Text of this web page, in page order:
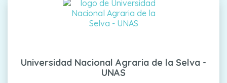
Universidad Nacional Agraria de la Selva -
UNAS